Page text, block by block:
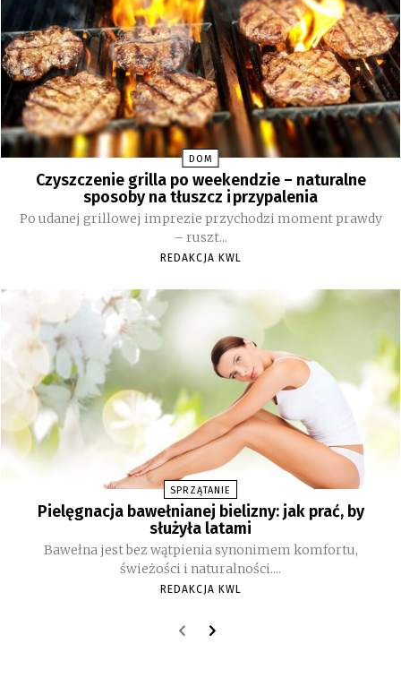
DOM
Czyszczenie grilla po weekendzie – naturalne
sposoby na tłuszcz i przypalenia
Po udanej grillowej imprezie przychodzi moment prawdy
– ruszt...
REDAKCJA KWL
SPRZĄTANIE
Pielęgnacja bawełnianej bielizny: jak prać, by
służyła latami
Bawełna jest bez wątpienia synonimem komfortu,
świeżości i naturalności....
REDAKCJA KWL